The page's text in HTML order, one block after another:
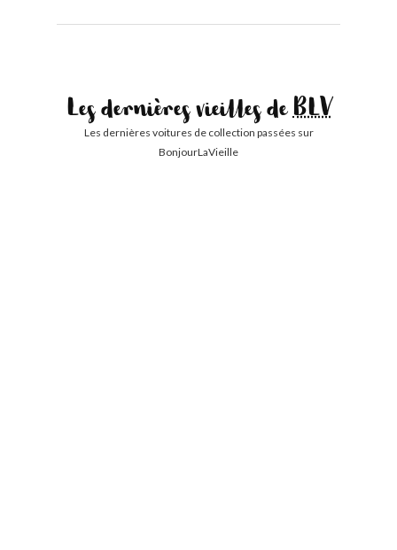
Les dernières vieilles deBLV
Les dernières voitures de collection passées sur
BonjourLaVieille